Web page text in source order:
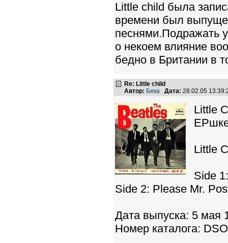
Little child была
времени был
песнями.Подражать
о некоем влияние
бедно в Британии в
Re: Little child
Автор: Бека Дата: 28.02.05
Little
Little
Side
Side 2: Please Mr.
Дата выпуска: 5 мая
Номер каталога: